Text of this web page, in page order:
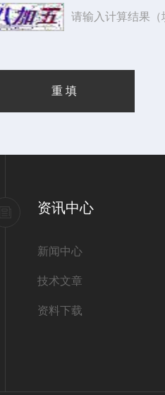
请输入计算结果
资讯中心
新闻中心
技术文章
资料下载